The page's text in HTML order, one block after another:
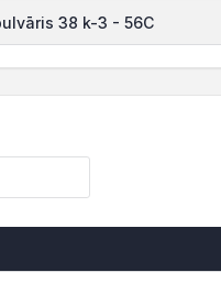
38 k-3 - 56C